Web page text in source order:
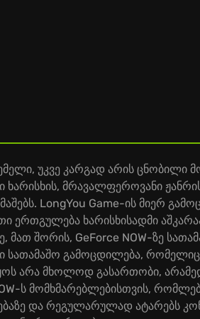
უკვე კარგად არის ცნობილი
მრავალფეროვანი
LongYou Game-ის მიერ
ერთგულება ხარისხისადმი
შორის, GeForce NOW-ზე
სათამაშო გამოცდილება,
არა მხოლოდ გასართობი,
ს მომხმარებლებისთვის,
და რეგულარულად ატარებს